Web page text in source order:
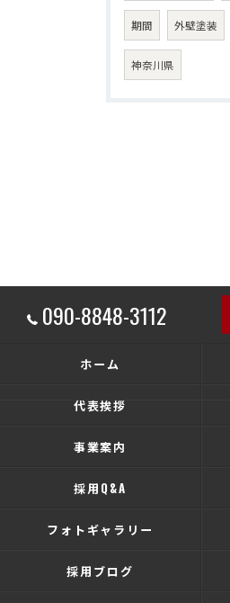
期間 外壁塗装
神奈川県
090-8848-3112
ホーム
代表挨拶
事業案内
採用Q&A
フォトギャラリー
採用ブログ